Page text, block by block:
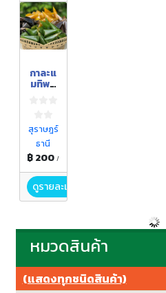
กาละแ
มทิพย์
สุราษฎร์
ธานี
฿ 200/
ดูรายละเอียด
หมวดสินค้า
(แสดงทุกชนิดสินค้า)